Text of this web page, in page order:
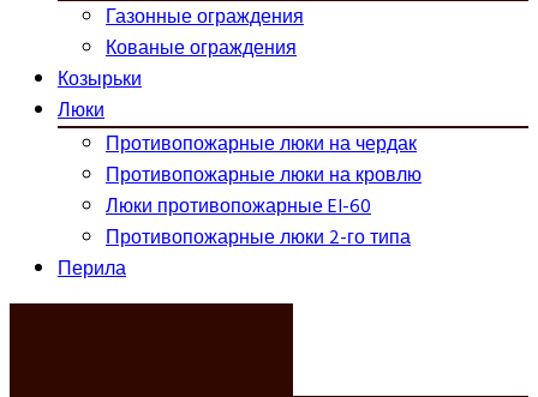
Газонные ограждения
Кованые ограждения
Козырьки
Люки
Противопожарные люки на чердак
Противопожарные люки на кровлю
Люки противопожарные EI-60
Противопожарные люки 2-го типа
Перила